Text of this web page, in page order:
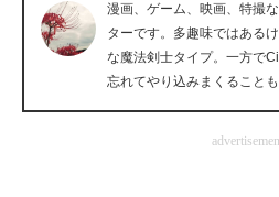
企業ITのトレンドを詳説
経営リーダーのコミュニティ
漫画、ゲーム、映画、特撮
ターです。多趣味ではある
な魔法剣士タイプ。一方で
忘れてやり込みまくること